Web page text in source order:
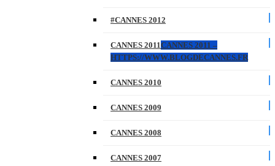
#CANNES 2012
CANNES 2011CANNES 2011 –
HTTPS://WWW.BLOGDECANNES.FR
CANNES 2010
CANNES 2009
CANNES 2008
CANNES 2007